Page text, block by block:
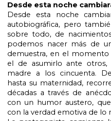
Desde esta noche
Desde esta noche
autobiográfica, pero
sobre todo, de
podemos nacer más de
demuestra, en el momento
el de asumirlo ante
madre a los cincuenta.
hasta su maternidad,
décadas a través de
con un humor austero,
con la verdad emotiva de lo